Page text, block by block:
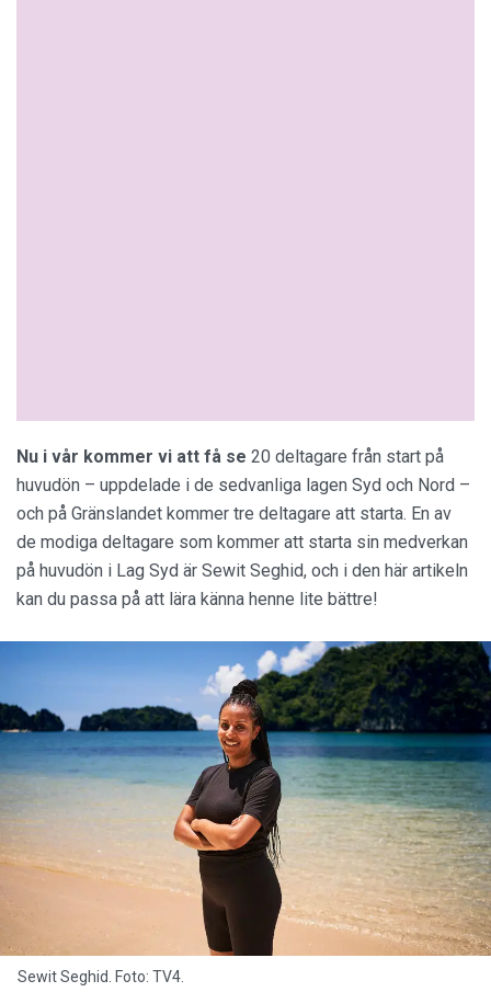
Nu i vår kommer vi att få se 20 deltagare från start på
huvudön – uppdelade i de sedvanliga lagen Syd och Nord –
och på Gränslandet kommer tre deltagare att starta. En av
de modiga deltagare som kommer att starta sin medverkan
på huvudön i Lag Syd är Sewit Seghid, och i den här artikeln
kan du passa på att lära känna henne lite bättre!
Sewit Seghid. Foto: TV4.